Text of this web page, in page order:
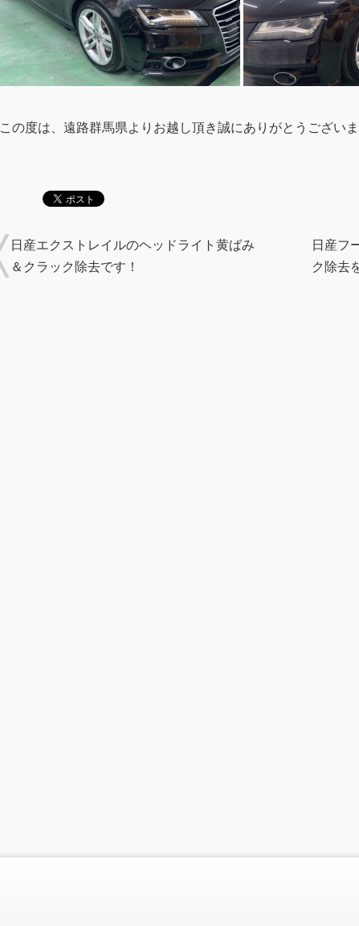
この度は、遠路群馬県よりお越し頂き誠にありがとうござい
日産エクストレイルのヘッドライト黄ばみ
＆クラック除去です！
日産フ
ク除去